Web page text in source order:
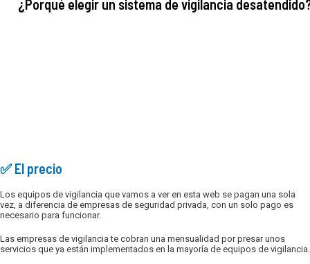
¿Porqué elegir un sistema de vigilancia
✅ El precio
Los equipos de vigilancia que vamos a ver en esta web se pagan una sola
vez, a diferencia de empresas de seguridad privada, con un solo pago es
necesario para funcionar.
Las empresas de vigilancia te cobran una mensualidad por presar unos
servicios que ya están implementados en la mayoría de equipos de vigilancia.